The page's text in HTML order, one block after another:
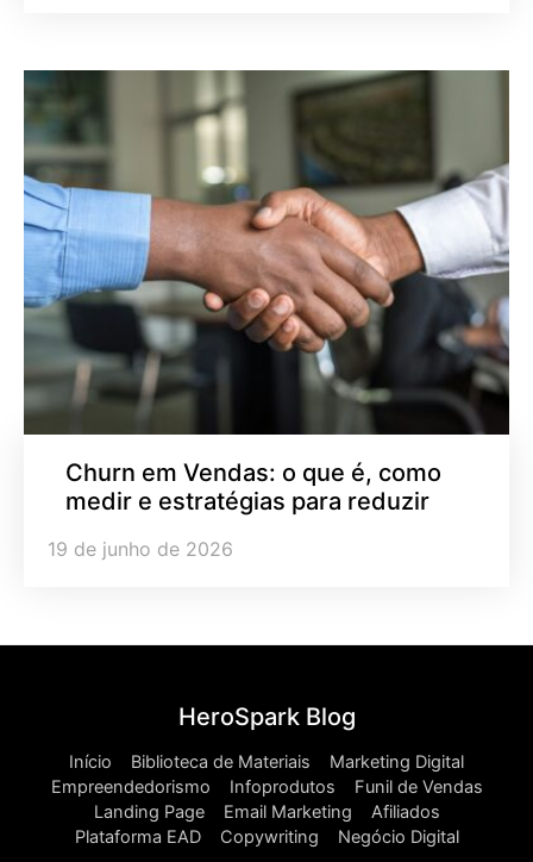
Churn em Vendas: o que é, como
medir e estratégias para reduzir
19 de junho de 2026
Início Biblioteca de Materiais
Marketing Digital
Empreendedorismo
Infoprodutos
Funil de Vendas
Landing Page
Email Marketing
Afiliados
Plataforma EAD
Copywriting Negócio Digital
HeroSpark Blog